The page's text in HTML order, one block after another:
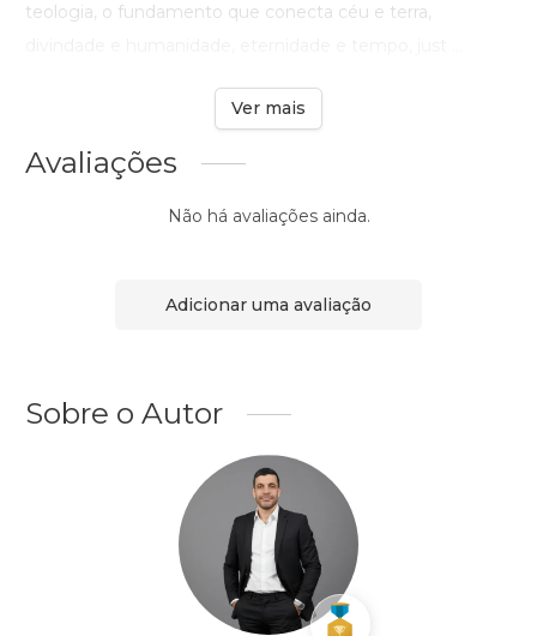
teologia, o fundamento que conecta céu e terra,
Ver mais
Avaliações
Não há avaliações ainda.
Adicionar uma avaliação
Sobre o Autor